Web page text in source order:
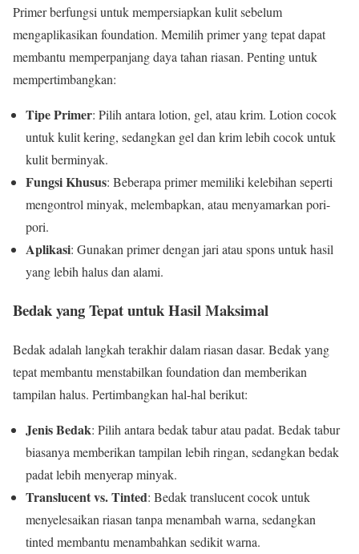
Primer berfungsi untuk mempersiapkan kulit sebelum
mengaplikasikan foundation. Memilih primer yang tepat dapat
membantu memperpanjang daya tahan riasan. Penting untuk
mempertimbangkan:
Tipe Primer: Pilih antara lotion, gel, atau krim. Lotion cocok
untuk kulit kering, sedangkan gel dan krim lebih cocok untuk
kulit berminyak.
Fungsi Khusus: Beberapa primer memiliki kelebihan seperti
mengontrol minyak, melembapkan, atau menyamarkan pori-
pori.
Aplikasi: Gunakan primer dengan jari atau spons untuk hasil
yang lebih halus dan alami.
Bedak yang Tepat untuk Hasil Maksimal
Bedak adalah langkah terakhir dalam riasan dasar. Bedak yang
tepat membantu menstabilkan foundation dan memberikan
tampilan halus. Pertimbangkan hal-hal berikut:
Jenis Bedak: Pilih antara bedak tabur atau padat. Bedak tabur
biasanya memberikan tampilan lebih ringan, sedangkan bedak
padat lebih menyerap minyak.
Translucent vs. Tinted: Bedak translucent cocok untuk
menyelesaikan riasan tanpa menambah warna, sedangkan
tinted membantu menambahkan sedikit warna.